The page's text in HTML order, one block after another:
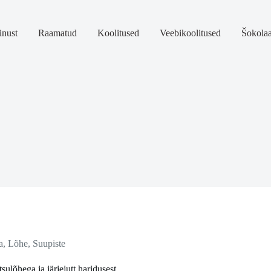
Raamatud Koolitused Veebikoolitused
,Lõhe, Suupiste
ja järjejutt haridusest